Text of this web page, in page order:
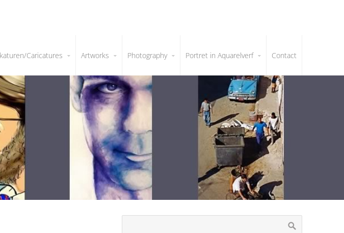
Caricatures Artworks Photography Portret in Aquarelverf Contact